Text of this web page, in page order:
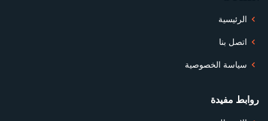
الرئيسية
اتصل بنا
سياسة الخصوصية
روابط مفيدة